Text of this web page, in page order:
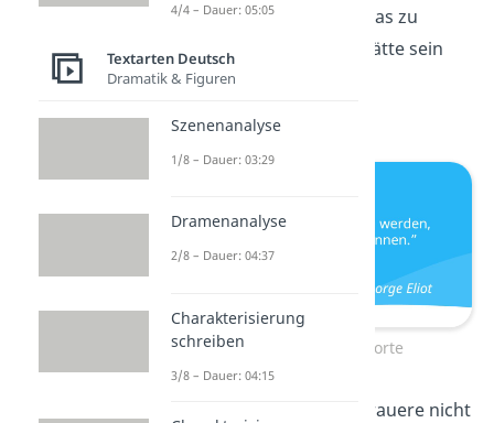
„Es ist nie zu
, das zu
werden, was man hätte sein
können.”
Aufmunternde Worte
, trauere nicht
4/4 – Dauer: 05:05
Textarten Deutsch
Dramatik & Figuren
Szenenanalyse
1/8 – Dauer: 03:29
Dramenanalyse
2/8 – Dauer: 04:37
Charakterisierung
schreiben
3/8 – Dauer: 04:15